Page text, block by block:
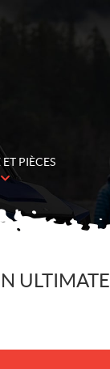
PIÈCES
ULTIMATE